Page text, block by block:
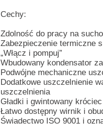
Cechy:
Zdolność do pracy na sucho
Zabezpieczenie termiczne
„Włącz i pompuj”
Wbudowany kondensator
Podwójne mechaniczne
Dodatkowe uszczelnienie
uszczelnienia
Gładki i gwintowany
Łatwo dostępny wirnik i
Świadectwo ISO 9001 i